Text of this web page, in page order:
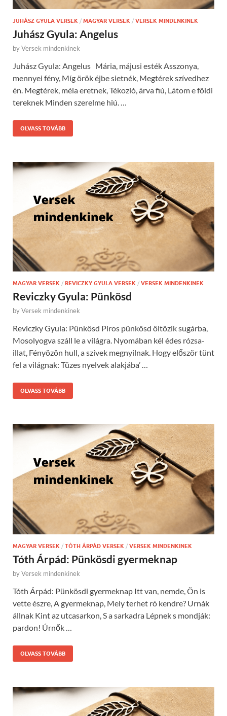
JUHÁSZ GYULA VERSEK / MAGYAR VERSEK / VERSEK MINDENKINEK
Juhász Gyula: Angelus
byVersek mindenkinek
Juhász Gyula: Angelus Mária, májusi esték Asszonya,
mennyei fény, Míg örök éjbe sietnék, Megtérek szívedhez
én. Megtérek, méla eretnek, Tékozló, árva fiú, Látom e földi
tereknek Minden szerelme hiú. …
OLVASS TOVÁBB
MAGYAR VERSEK / REVICZKY GYULA VERSEK / VERSEK MINDENKINEK
Reviczky Gyula: Pünkösd
byVersek mindenkinek
Reviczky Gyula: Pünkösd Piros pünkösd öltözik sugárba,
Mosolyogva száll le a világra. Nyomában kél édes rózsa-
illat, Fényözön hull, a szivek megnyilnak. Hogy először tünt
fel a világnak: Tüzes nyelvek alakjába’ …
OLVASS TOVÁBB
MAGYAR VERSEK / TÓTH ÁRPÁD VERSEK / VERSEK MINDENKINEK
Tóth Árpád: Pünkösdi gyermeknap
byVersek mindenkinek
Tóth Árpád: Pünkösdi gyermeknap Itt van, nemde, Ön is
vette észre, A gyermeknap, Mely terhet ró kendre? Urnák
állnak Kint az utcasarkon, S a sarkadra Lépnek s mondják:
pardon! Úrnők …
OLVASS TOVÁBB